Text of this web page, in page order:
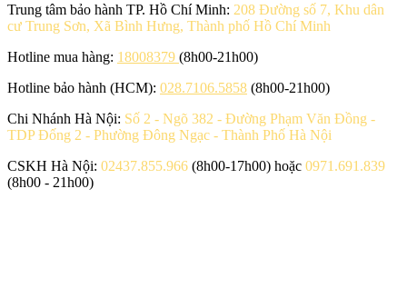
Trung tâm bảo hành TP. Hồ Chí Minh: 208 Đường số 7, Khu dân
cư Trung Sơn, Xã Bình Hưng, Thành phố Hồ Chí Minh
Hotline mua hàng: 18008379 (8h00-21h00)
Hotline bảo hành (HCM): 028.7106.5858 (8h00-21h00)
Chi Nhánh Hà Nội: Số 2 - Ngõ 382 - Đường Phạm Văn Đồng -
TDP Đống 2 - Phường Đông Ngạc - Thành Phố Hà Nội
CSKH Hà Nội: 02437.855.966 (8h00-17h00) hoặc 0971.691.839
(8h00 - 21h00)